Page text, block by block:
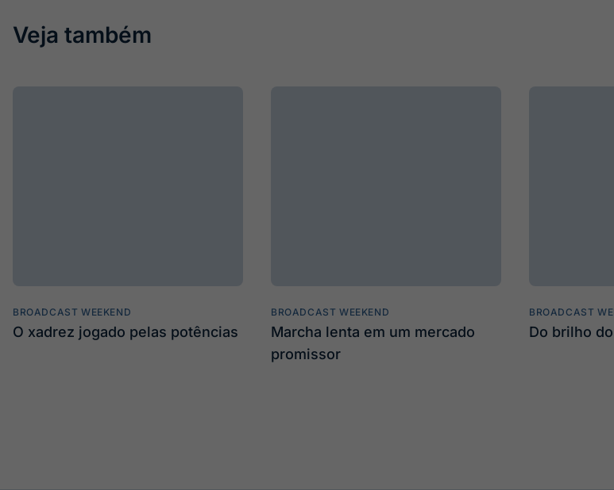
Veja também
BROADCAST WEEKEND
O xadrez jogado pelas potências
BROADCAST WEEKEND
Marcha lenta em um mercado
promissor
BROADCAST
Do brilho